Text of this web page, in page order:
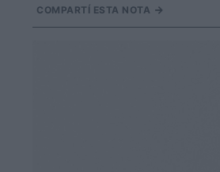
COMPARTÍ ESTA NOTA